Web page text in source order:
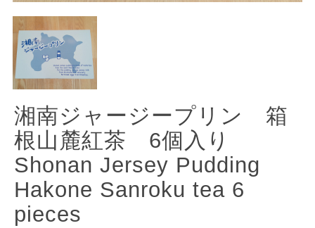
湘南ジャージープリン 箱
根山麓紅茶 6個入り
Shonan Jersey Pudding
Hakone Sanroku tea 6
pieces